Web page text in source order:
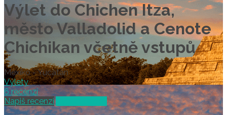
Výlet do Chichen Itza,
město Valladolid a Cenote
Chichikan včetně vstupů
Mexiko - Yucatán
Výlety
6 recenzí
Napiš recenzi